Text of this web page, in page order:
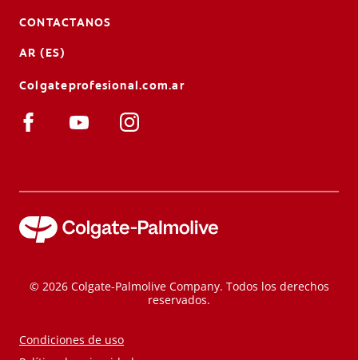
CONTACTANOS
AR (ES)
Colgateprofesional.com.ar
© 2026 Colgate-Palmolive Company. Todos los derechos
reservados.
Condiciones de uso